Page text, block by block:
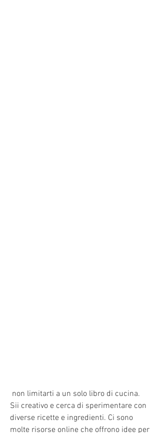
Sii creativo e cerca di sperimentare con
diverse ricette e ingredienti. Ci sono
molte risorse online che offrono idee per